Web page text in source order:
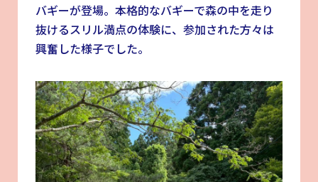
バギーが登場。本格的なバギーで森の中を走り
抜けるスリル満点の体験に、参加された方々は
興奮した様子でした。